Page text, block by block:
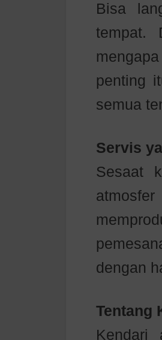
Bisa
tempat.
penting
semua
Servis
Sesaat
dengan
Tentang
Kendari